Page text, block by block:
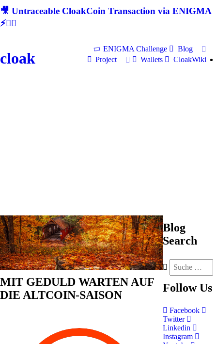
🎥 Untraceable CloakCoin Transaction via ENIGMA
⚡🕵‍♂
cloak
ENIGMA Challenge
Blog
Project
Wallets CloakWiki
MIT GEDULD WARTEN AUF
DIE ALTCOIN-SAISON
Blog
Search
Follow Us
Facebook
Twitter
Linkedin
Instagram